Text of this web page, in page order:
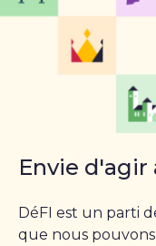
Envie d'agir
DéFI est un parti
que nous